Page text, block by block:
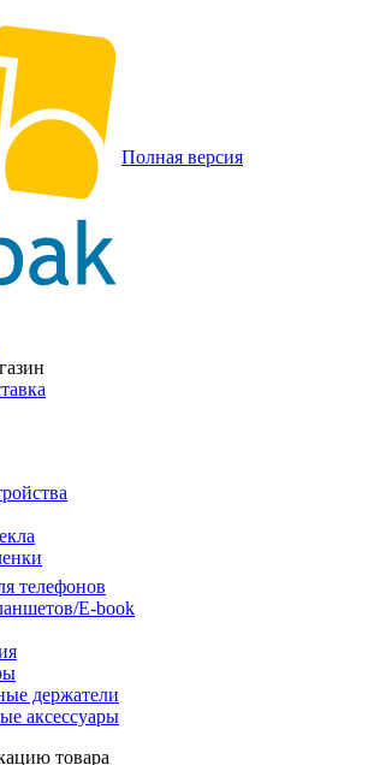
Полная версия
телефонов
E-book
держатели
аксессуары
товара